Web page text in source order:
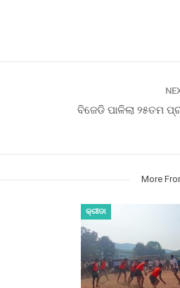
ବିଜେଡି ପାଳିଲା ୨୫ତମ
More
କ୍ରୀଡା